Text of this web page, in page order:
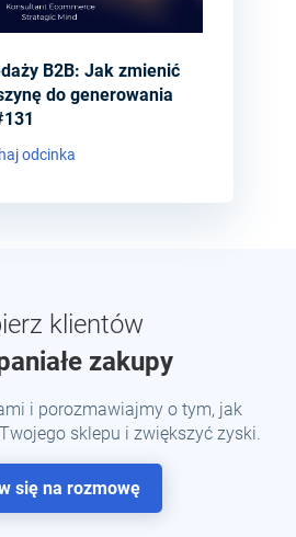
B2B: Jak zmienić
do generowania
odcinka
klientów
zakupy
i porozmawiajmy o tym, jak
sklepu i zwiększyć zyski.
się na rozmowę